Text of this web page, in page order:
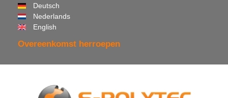
Deutsch
Nederlands
English
Overeenkomst herroepen